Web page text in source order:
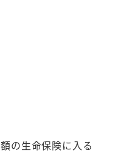
の生命保険に入る